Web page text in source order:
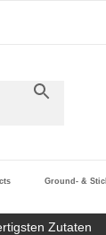
Ground- &
Zutaten